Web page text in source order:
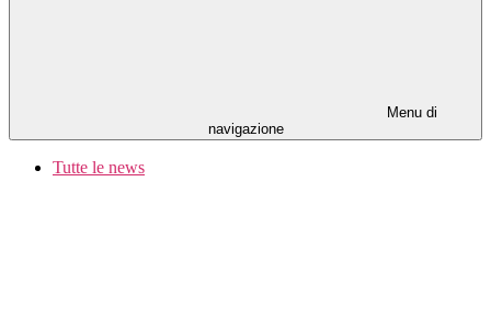
Menu di
navigazione
Tutte le news